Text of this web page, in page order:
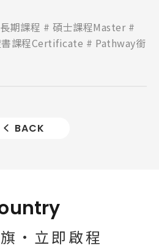
長期課程
碩士課程Master
課程Certificate
Pathway銜
BACK
·立即啟程